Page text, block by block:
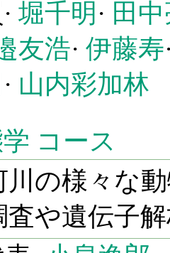
堀千明 · 田
友浩· 伊藤寿
· 山内彩加林
コース
川の様々な
査や遺伝子